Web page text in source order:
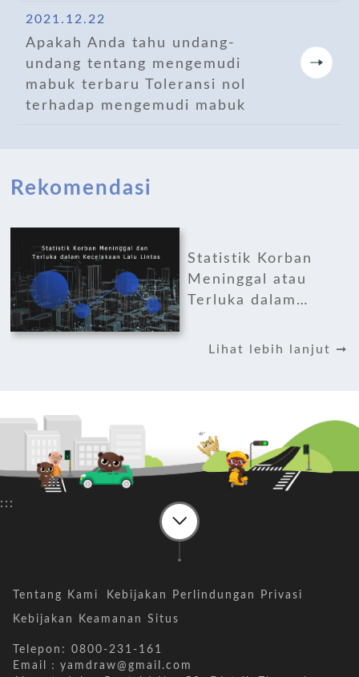
2021.12.22
Apakah Anda tahu undang-
undang tentang mengemudi
mabuk terbaru Toleransi nol
terhadap mengemudi mabuk
Rekomendasi
Statistik Korban
Meninggal atau
Terluka dalam
Lintas Masing-
Lihat lebih lanjut ➞
:::
Tentang Kami Kebijakan Perlindungan Privasi
Kebijakan Keamanan Situs
Telepon: 0800-231-161
Email：yamdraw@gmail.com